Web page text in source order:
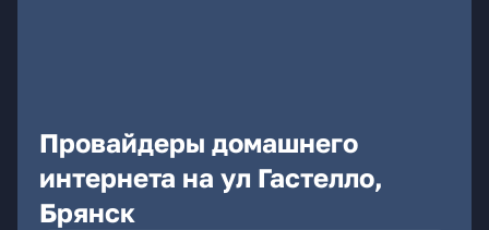
Провайдеры домашнего
интернета на ул Гастелло,
Брянск